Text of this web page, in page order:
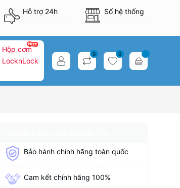
Hỗ trợ 24h Số hệ thống
Hộp cơm
LocknLock
0 0
Bảo hành chính hãng toàn quốc
Cam kết chính hãng 100%